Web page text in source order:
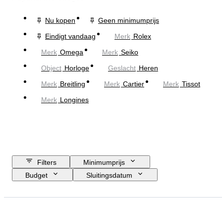
Nu kopen
Geen minimumprijs
Eindigt vandaag
Merk Rolex
Merk Omega Merk Seiko
Object Horloge Geslacht Heren
Merk Breitling Merk Cartier Merk Tissot
Merk Longines
Filters
Minimumprijs
Budget
Sluitingsdatum